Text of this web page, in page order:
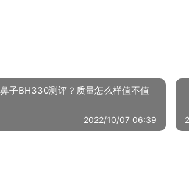
子BH330测评？质量怎么样值不值
2022/10/07 06:39